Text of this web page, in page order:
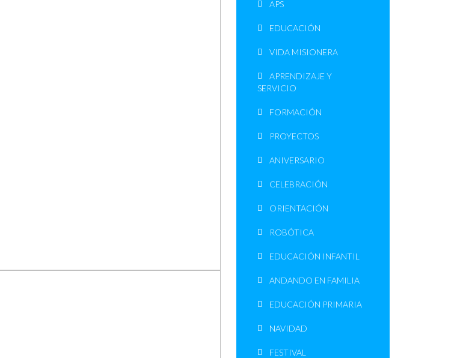
APS
EDUCACIÓN
VIDA MISIONERA
APRENDIZAJE Y
SERVICIO
FORMACIÓN
PROYECTOS
ANIVERSARIO
CELEBRACIÓN
ORIENTACIÓN
ROBÓTICA
EDUCACIÓN INFANTIL
ANDANDO EN FAMILIA
EDUCACIÓN PRIMARIA
NAVIDAD
FESTIVAL